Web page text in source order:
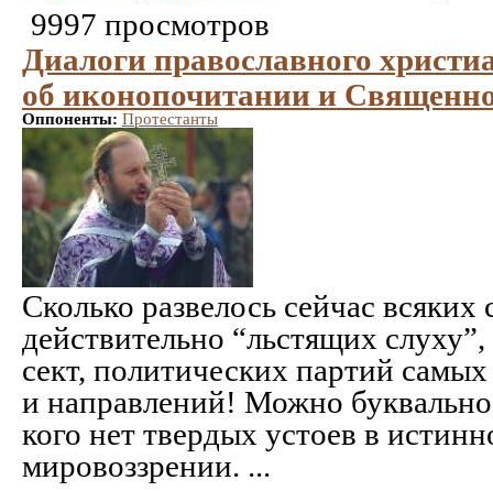
9997 просмотров
Диалоги православного
об иконопочитании и
Оппоненты: Протестанты
Сколько развелось сейчас
действительно “льстящих
сект, политических партий
и направлений! Можно буквально
кого нет твердых устоев в
мировоззрении. ...